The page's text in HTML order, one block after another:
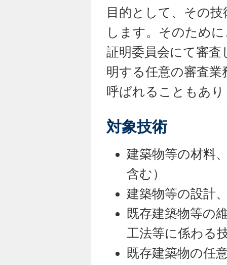
目的として、その
します。そのため
証明委員会にて審
明する任意の審査
呼ばれることもあ
対象技術
建築物等の材料
含む）
建築物等の設計
既存建築物等の
工法等に係わる
既存建築物の任